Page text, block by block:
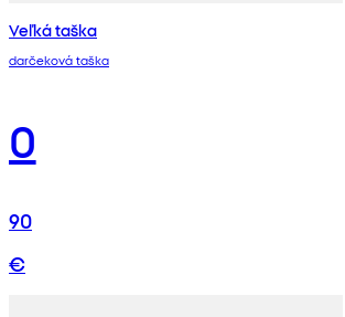
Veľká taška
darčeková taška
0
90
€